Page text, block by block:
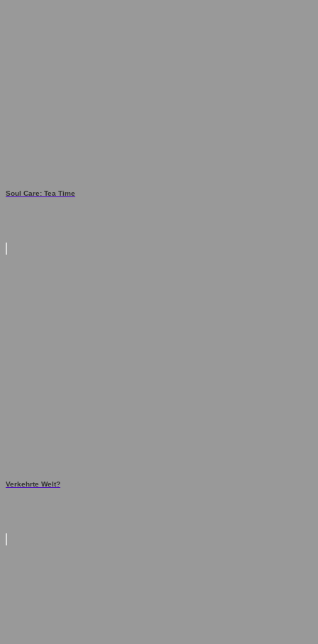
Soul Care: Tea Time
Verkehrte Welt?